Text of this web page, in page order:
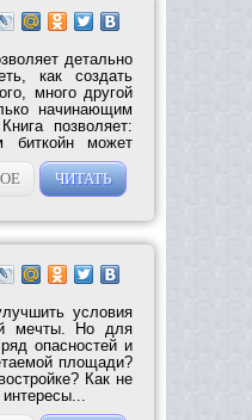
детально
как создать
много другой
начинающим
позволяет:
биткойн может
ЧИТАТЬ
условия
мечты. Но для
опасностей и
площади?
Как не